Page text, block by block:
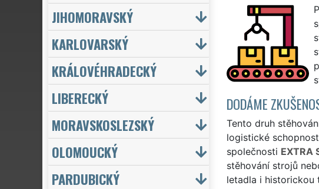
DODÁME
Tento druh
logistické
společnosti EXTRA
stěhování strojů
letadla i historickou
JIHOMORAVSKÝ
KARLOVARSKÝ
KRÁLOVÉHRADECKÝ
LIBERECKÝ
MORAVSKOSLEZSKÝ
OLOMOUCKÝ
PARDUBICKÝ